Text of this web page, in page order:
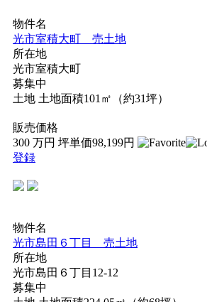
物件名
光市室積大町 売土地
所在地
光市室積大町
募集中
土地 土地面積101㎡（約31坪）
販売価格
300 万円 坪単価98,199円
登録
物件名
光市島田６丁目 売土地
所在地
光市島田６丁目12-12
募集中